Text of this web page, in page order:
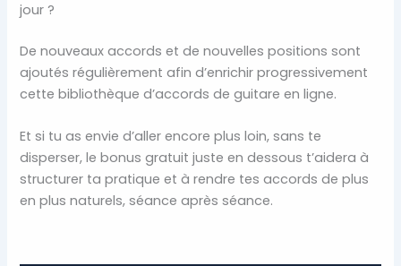
jour ?
De nouveaux accords et de nouvelles positions sont
ajoutés régulièrement afin d’enrichir progressivement
cette bibliothèque d’accords de guitare en ligne.
Et si tu as envie d’aller encore plus loin, sans te
disperser, le bonus gratuit juste en dessous t’aidera à
structurer ta pratique et à rendre tes accords de plus
en plus naturels, séance après séance.